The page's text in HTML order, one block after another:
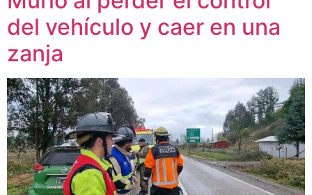
del vehículo y caer en una
zanja